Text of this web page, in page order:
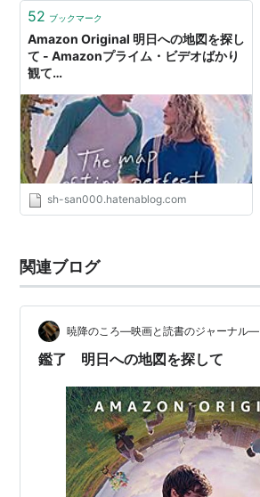
52 ブックマーク
Amazon Original 明日への地図を探し
て - Amazonプライム・ビデオばかり
観て…
sh-san000.hatenablog.com
関連ブログ
暁降のころ―映画と読書のジャーナル―
鑑了 明日への地図を探して